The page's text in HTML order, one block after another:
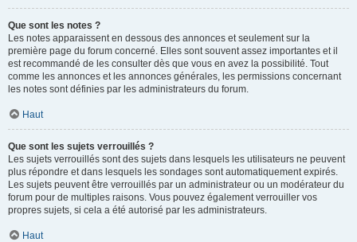
Que sont les notes ?
Les notes apparaissent en dessous des annonces et seulement sur la
première page du forum concerné. Elles sont souvent assez importantes et il
est recommandé de les consulter dès que vous en avez la possibilité. Tout
comme les annonces et les annonces générales, les permissions concernant
les notes sont définies par les administrateurs du forum.
Haut
Que sont les sujets verrouillés ?
Les sujets verrouillés sont des sujets dans lesquels les utilisateurs ne peuvent
plus répondre et dans lesquels les sondages sont automatiquement expirés.
Les sujets peuvent être verrouillés par un administrateur ou un modérateur du
forum pour de multiples raisons. Vous pouvez également verrouiller vos
propres sujets, si cela a été autorisé par les administrateurs.
Haut